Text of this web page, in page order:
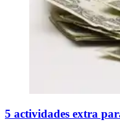
5 actividades extra